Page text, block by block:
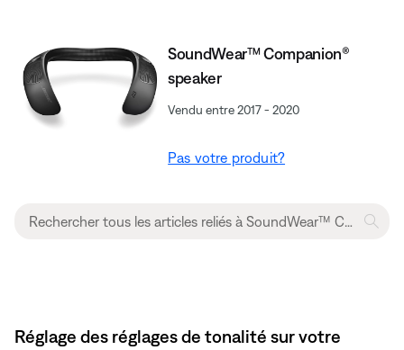
SoundWear™ Companion®
speaker
Vendu entre 2017 - 2020
Pas votre produit?
Réglage des réglages de tonalité sur votre